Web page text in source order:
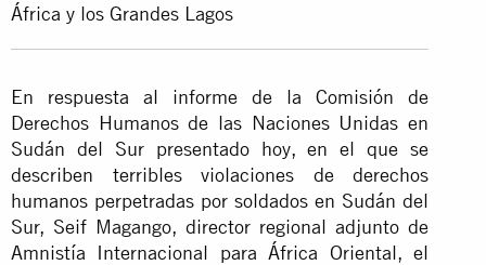
África y los Grandes Lagos
En respuesta al informe de la Comisión de
Derechos Humanos de las Naciones Unidas en
Sudán del Sur presentado hoy, en el que se
describen terribles violaciones de derechos
humanos perpetradas por soldados en Sudán del
Sur, Seif Magango, director regional adjunto de
Amnistía Internacional para África Oriental, el